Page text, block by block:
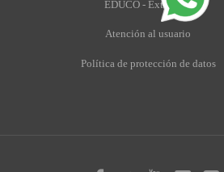
EDUCO - Extensión
Atención al usuario
Política de protección de datos